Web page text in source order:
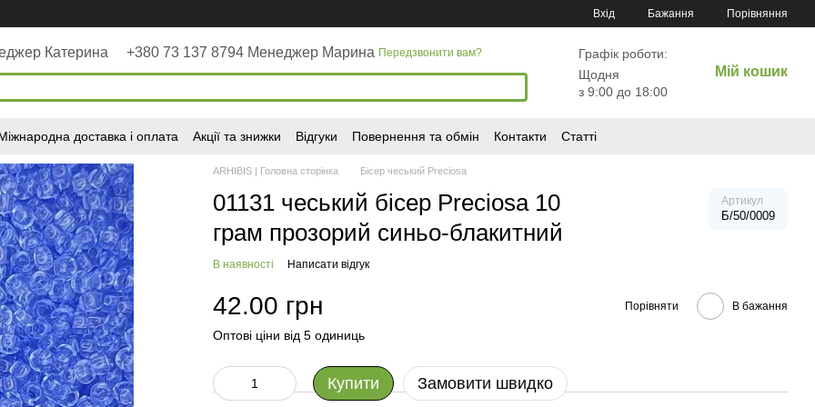
Вхід Бажання Порівняння
Катерина +380 73 137 8794 Менеджер Марина Передзвонити вам?
Графік роботи:
Щодня
з 9:00 до 18:00
Мій кошик
доставка і оплата Акції та знижки Відгуки Повернення та обмін Контакти Статті
ARHIBIS | Головна сторінка Бісер чеський Preciosa
01131 чеський бісер Preciosa 10
грам прозорий синьо-блакитний
Артикул
Б/50/0009
В наявності Написати відгук
42.00 грн Порівняти В бажання
Оптові ціни від 5 одиниць
Купити Замовити швидко